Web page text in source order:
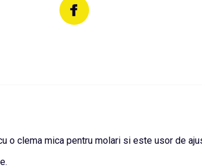
o clema mica pentru molari si este usor de